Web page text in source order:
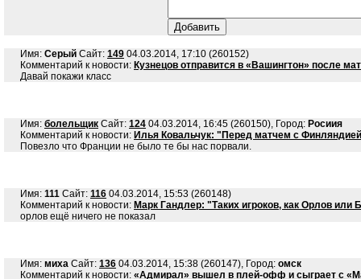
Имя: Серый Сайт: 149 04.03.2014, 17:10 (260152)
Комментарий к новости: Кузнецов отправится в «Вашингтон» после
Давай покажи класс
Имя: болельщик Сайт: 124 04.03.2014, 16:45 (260150), Город: Росиия
Комментарий к новости: Илья Ковальчук: "Перед матчем с
Повезло что Франции не было те бы нас порвали.
Имя: 111 Сайт: 116 04.03.2014, 15:53 (260148)
Комментарий к новости: Марк Гандлер: "Таких игроков, как Орлов
орлов ещё ничего не показал
Имя: миха Сайт: 136 04.03.2014, 15:38 (260147), Город: омск
Комментарий к новости: «Адмирал» вышел в плей-офф и сыграет с